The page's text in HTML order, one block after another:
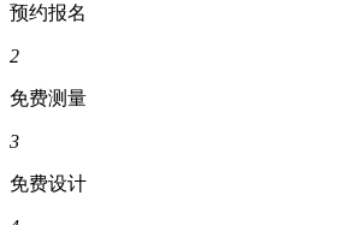
预约报名
2
免费测量
3
免费设计